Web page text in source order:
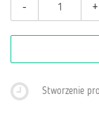
- +
Stworzenie